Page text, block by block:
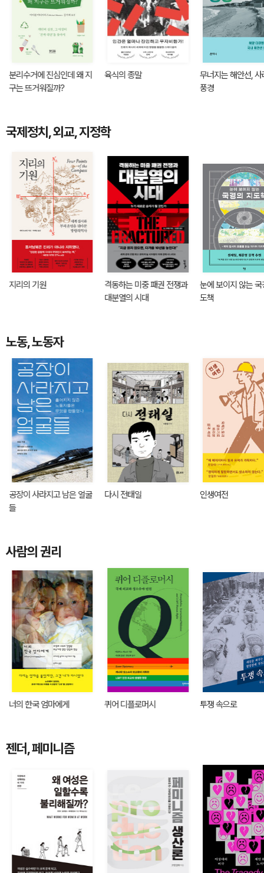
분리수거에 진심인데 왜 지
구는 뜨거워질까?
육식의 종말
무너지는 해안선,
풍경
국제정치, 외교, 지정학
지리의 기원
격동하는 미중 패권 전쟁과
대분열의 시대
눈에 보이지 않는 국
도책
노동, 노동자
공장이 사라지고 남은 얼굴
들
다시 전태일 인생여전
사람의 권리
너의 한국 엄마에게 퀴어 디플로머시 투쟁 속으로
젠더, 페미니즘